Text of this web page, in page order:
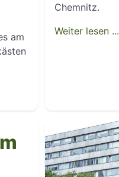
am
Chemnitz.
Weiter lesen ...